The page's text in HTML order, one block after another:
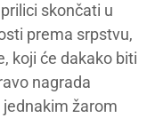
skončati u
prema srpstvu,
koji će dakako biti
nagrada
žarom